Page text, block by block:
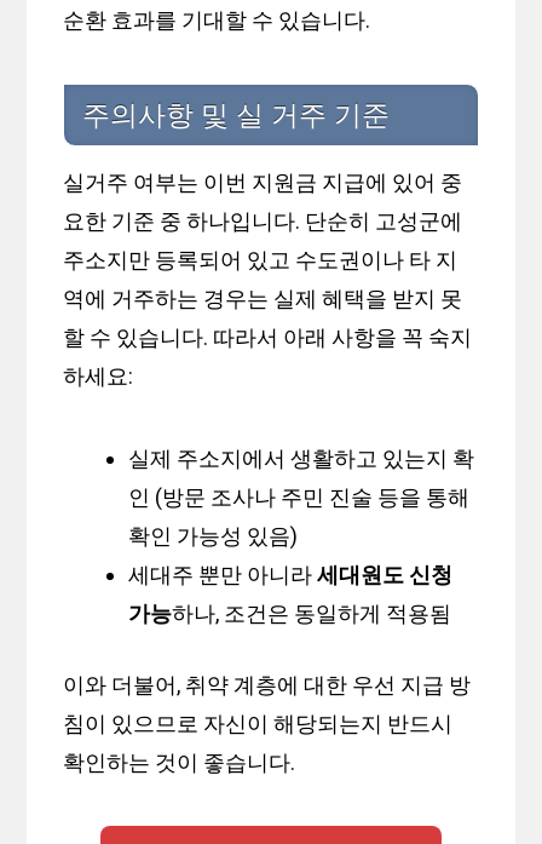
순환 효과를 기대할 수 있습니다.
주의사항 및 실 거주 기준
실거주 여부는 이번 지원금 지급에 있어 중
요한 기준 중 하나입니다. 단순히 고성군에
주소지만 등록되어 있고 수도권이나 타 지
역에 거주하는 경우는 실제 혜택을 받지 못
할 수 있습니다. 따라서 아래 사항을 꼭 숙지
하세요:
실제 주소지에서 생활하고 있는지 확
인 (방문 조사나 주민 진술 등을 통해
확인 가능성 있음)
세대주 뿐만 아니라세대원도 신청
가능하나, 조건은 동일하게 적용됨
이와 더불어, 취약 계층에 대한 우선 지급 방
침이 있으므로 자신이 해당되는지 반드시
확인하는 것이 좋습니다.